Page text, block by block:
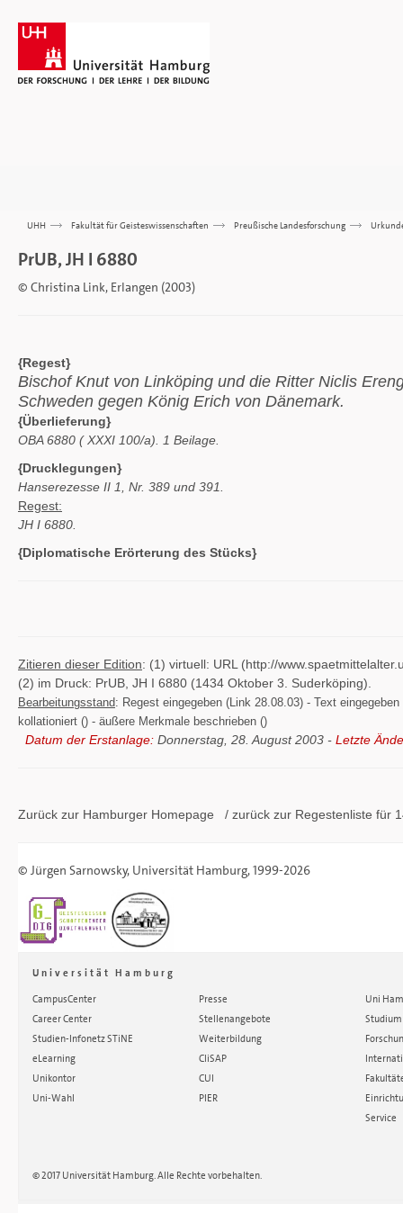
UHH >>> Fakultät für Geisteswissenschaften >>> Preußische Landesforschung >>>
PrUB, JH I 6880
© Christina Link, Erlangen (2003)
{Regest}
Bischof Knut von Linköping und die Ritter Niclis
Schweden gegen König Erich von Dänemark.
{Überlieferung}
OBA 6880 ( XXXI 100/a). 1 Beilage.
{Drucklegungen}
Hanserezesse II 1, Nr. 389 und 391.
Regest:
JH I 6880.
{Diplomatische Erörterung des Stücks}
Zitieren dieser Edition: (1) virtuell: URL (http://
(2) im Druck: PrUB, JH I 6880 (1434 Oktober 3. Suderköping).
Bearbeitungsstand: Regest eingegeben (Link 28.08.03) - Text
kollationiert () - äußere Merkmale beschrieben ()
Datum der Erstanlage: Donnerstag, 28. August 2003 - Letzte
Zurück zur Hamburger Homepage / zurück zur Regestenliste für
© Jürgen Sarnowsky, Universität Hamburg, 1999-2026